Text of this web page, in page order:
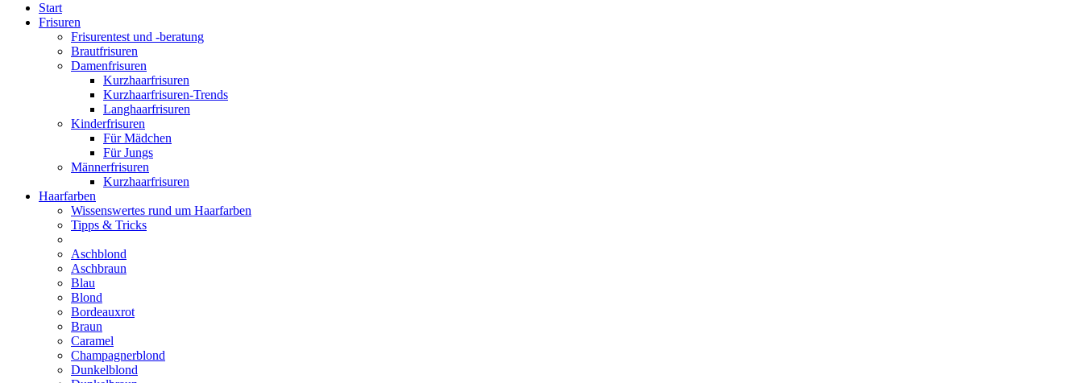
Start
Frisuren
Frisurentest und -beratung
Brautfrisuren
Damenfrisuren
Kurzhaarfrisuren
Kurzhaarfrisuren-Trends
Langhaarfrisuren
Kinderfrisuren
Für Mädchen
Für Jungs
Männerfrisuren
Kurzhaarfrisuren
Haarfarben
Wissenswertes rund um Haarfarben
Tipps & Tricks
Aschblond
Aschbraun
Blau
Blond
Bordeauxrot
Braun
Caramel
Champagnerblond
Dunkelblond